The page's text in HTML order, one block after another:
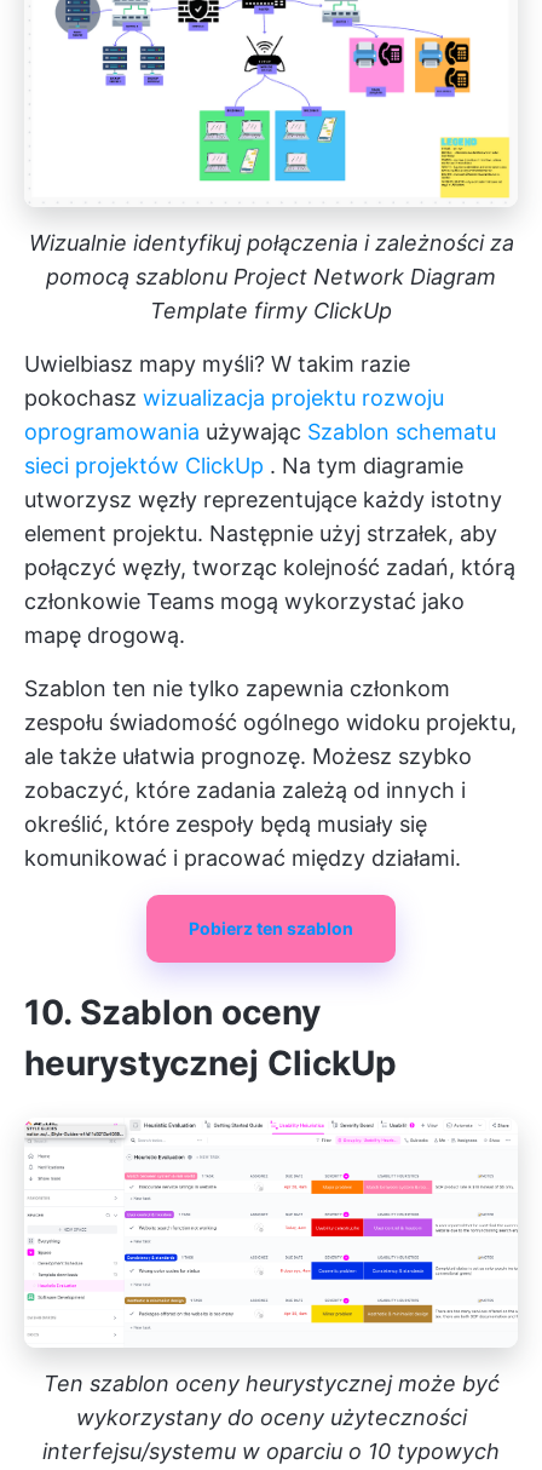
Wizualnie identyfikuj połączenia i zależności za
pomocą szablonu Project Network Diagram
Template firmy ClickUp
Uwielbiasz mapy myśli? W takim razie
pokochasz wizualizacja projektu rozwoju
oprogramowania używając Szablon schematu
sieci projektów ClickUp . Na tym diagramie
utworzysz węzły reprezentujące każdy istotny
element projektu. Następnie użyj strzałek, aby
połączyć węzły, tworząc kolejność zadań, którą
członkowie Teams mogą wykorzystać jako
mapę drogową.
Szablon ten nie tylko zapewnia członkom
zespołu świadomość ogólnego widoku projektu,
ale także ułatwia prognozę. Możesz szybko
zobaczyć, które zadania zależą od innych i
określić, które zespoły będą musiały się
komunikować i pracować między działami.
Pobierz ten szablon
10. Szablon oceny
heurystycznej ClickUp
Ten szablon oceny heurystycznej może być
wykorzystany do oceny użyteczności
interfejsu/systemu w oparciu o 10 typowych